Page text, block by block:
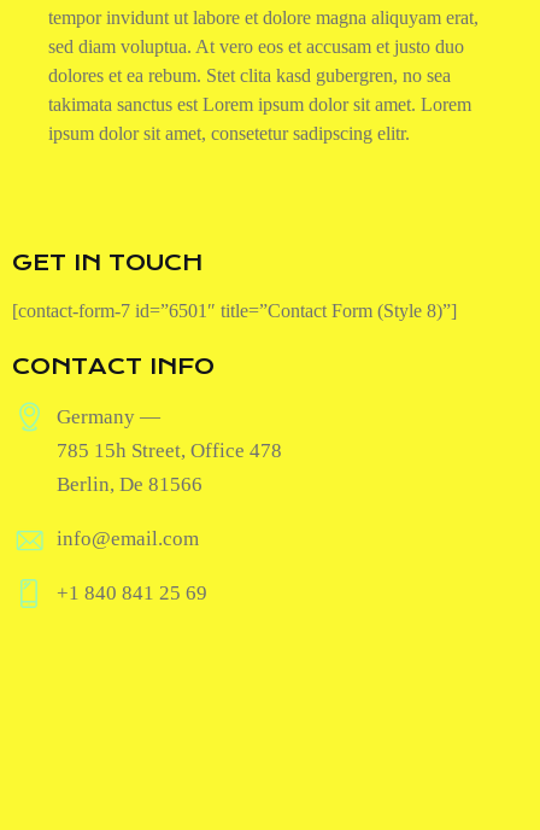
tempor invidunt ut labore et dolore magna aliquyam erat,
sed diam voluptua. At vero eos et accusam et justo duo
dolores et ea rebum. Stet clita kasd gubergren, no sea
takimata sanctus est Lorem ipsum dolor sit amet. Lorem
ipsum dolor sit amet, consetetur sadipscing elitr.
GET IN TOUCH
[contact-form-7 id=”6501″ title=”Contact Form (Style 8)”]
CONTACT INFO
Germany —
785 15h Street, Office 478
Berlin, De 81566
info@email.com
+1 840 841 25 69